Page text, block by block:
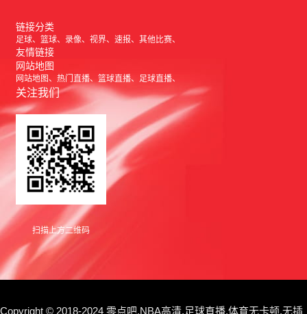
链接分类
足球 篮球 录像 视界 速报 其他比赛
友情链接
网站地图
网站地图 热门直播 篮球直播 足球直播
关注我们
扫描上方二维码
Copyright © 2018-2024 零点吧,NBA高清,足球直播,体育无卡顿,无插